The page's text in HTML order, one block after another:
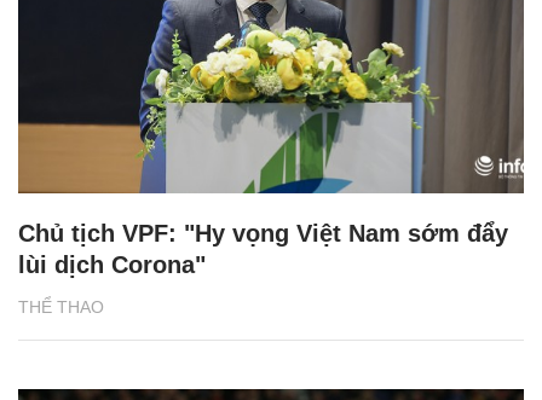
THỂ THAO
Chủ tịch VPF: "Hy vọng Việt Nam sớm đẩy
lùi dịch Corona"